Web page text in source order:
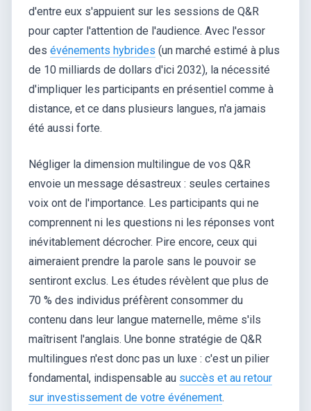
d'entre eux s'appuient sur les sessions de Q&R
pour capter l'attention de l'audience. Avec l'essor
des événements hybrides (un marché estimé à plus
de 10 milliards de dollars d'ici 2032), la nécessité
d'impliquer les participants en présentiel comme à
distance, et ce dans plusieurs langues, n'a jamais
été aussi forte.
Négliger la dimension multilingue de vos Q&R
envoie un message désastreux : seules certaines
voix ont de l'importance. Les participants qui ne
comprennent ni les questions ni les réponses vont
inévitablement décrocher. Pire encore, ceux qui
aimeraient prendre la parole sans le pouvoir se
sentiront exclus. Les études révèlent que plus de
70 % des individus préfèrent consommer du
contenu dans leur langue maternelle, même s'ils
maîtrisent l'anglais. Une bonne stratégie de Q&R
multilingues n'est donc pas un luxe : c'est un pilier
fondamental, indispensable au succès et au retour
sur investissement de votre événement.